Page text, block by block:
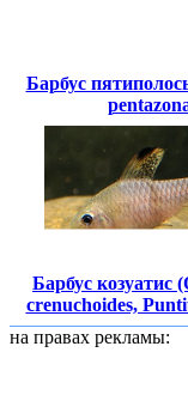
Барбус
Барбус козуатис
crenuchoides,
на правах рекламы: